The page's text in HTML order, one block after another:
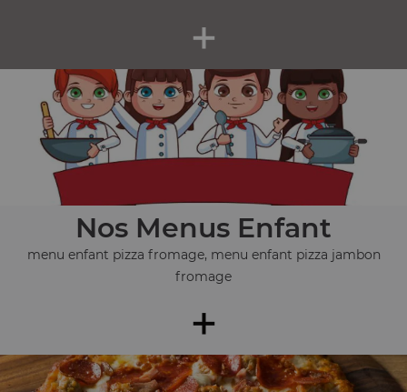
+
Nos Menus Enfant
menu enfant pizza fromage, menu enfant pizza jambon
fromage
+